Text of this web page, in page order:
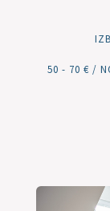
50 - 70 € /